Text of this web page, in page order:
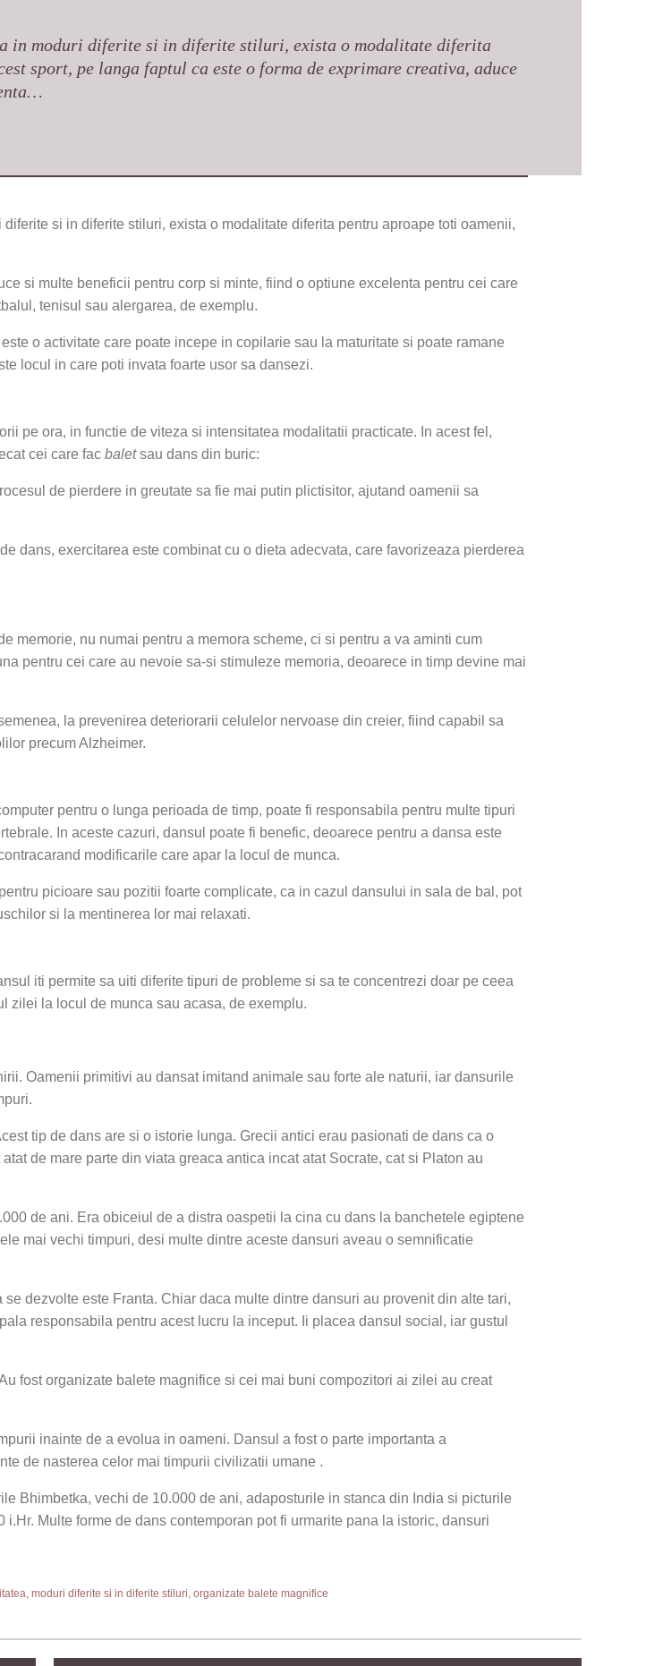
in moduri diferite si in diferite stiluri, exista o modalitate diferita
sport, pe langa faptul ca este o forma de exprimare creativa, aduce
si in diferite stiluri, exista o modalitate diferita pentru aproape toti oamenii,
si multe beneficii pentru corp si minte, fiind o optiune excelenta pentru cei care
tenisul sau alergarea, de exemplu.
o activitate care poate incepe in copilarie sau la maturitate si poate ramane
locul in care poti invata foarte usor sa dansezi.
pe ora, in functie de viteza si intensitatea modalitatii practicate. In acest fel,
cei care fac baletsau dans din buric:
de pierdere in greutate sa fie mai putin plictisitor, ajutand oamenii sa
dans, exercitarea este combinat cu o dieta adecvata, care favorizeaza pierderea
memorie, nu numai pentru a memora scheme, ci si pentru a va aminti cum
pentru cei care au nevoie sa-si stimuleze memoria, deoarece in timp devine mai
la prevenirea deteriorarii celulelor nervoase din creier, fiind capabil sa
precum Alzheimer.
pentru o lunga perioada de timp, poate fi responsabila pentru multe tipuri
In aceste cazuri, dansul poate fi benefic, deoarece pentru a dansa este
modificarile care apar la locul de munca.
picioare sau pozitii foarte complicate, ca in cazul dansului in sala de bal, pot
si la mentinerea lor mai relaxati.
iti permite sa uiti diferite tipuri de probleme si sa te concentrezi doar pe ceea
zilei la locul de munca sau acasa, de exemplu.
Oamenii primitivi au dansat imitand animale sau forte ale naturii, iar dansurile
tip de dans are si o istorie lunga. Grecii antici erau pasionati de dans ca o
de mare parte din viata greaca antica incat atat Socrate, cat si Platon au
de ani. Era obiceiul de a distra oaspetii la cina cu dans la banchetele egiptene
mai vechi timpuri, desi multe dintre aceste dansuri aveau o semnificatie
dezvolte este Franta. Chiar daca multe dintre dansuri au provenit din alte tari,
responsabila pentru acest lucru la inceput. Ii placea dansul social, iar gustul
fost organizate balete magnifice si cei mai buni compozitori ai zilei au creat
inainte de a evolua in oameni. Dansul a fost o parte importanta a
de nasterea celor mai timpurii civilizatii umane .
Bhimbetka, vechi de 10.000 de ani, adaposturile in stanca din India si picturile
Multe forme de dans contemporan pot fi urmarite pana la istoric, dansuri
, moduri diferite si in diferite stiluri, organizate balete magnifice